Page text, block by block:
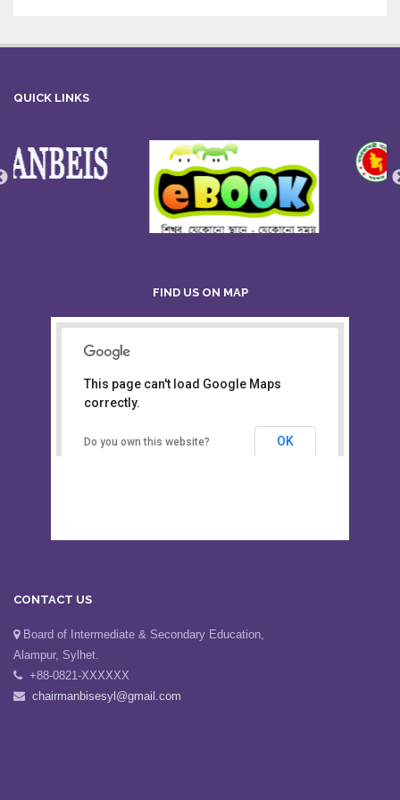
QUICK LINKS
FIND US ON MAP
Secondary Education, Alampur,
Sylhet
This page can't load Google Maps
Board of Intermediate & Secondary Education,
Alampur, Sylhet.
+88-0821-XXXXXX